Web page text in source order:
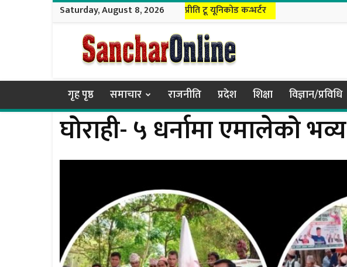
Saturday, August 8, 2026 प्रीति टू यूनिकोड कन्भर्टर
Sanchar
Online
गृह पृष्ठ समाचार राजनीति प्रदेश शिक्षा विज्ञान/प्रविधि
घोराही- ५ धर्नामा एमालेको